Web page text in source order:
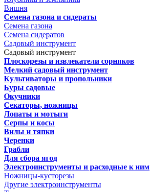
Вишня
Семена газона и сидераты
Семена газона
Семена сидератов
Садовый инструмент
Садовый инструмент
Плоскорезы и извлекатели сорняков
Мелкий садовый инструмент
Культиваторы и пропольники
Буры садовые
Окучники
Секаторы, ножницы
Лопаты и мотыги
Серпы и косы
Вилы и тяпки
Черенки
Грабли
Для сбора ягод
Электроинструменты и расходные к ним
Ножницы-кусторезы
Другие электроинструменты